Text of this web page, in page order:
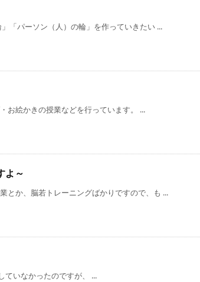
「パーソン（人）の輪」を作っていきたい ...
お絵かきの授業などを行っています。 ...
よ～
とか、脳若トレーニングばかりですので、も ...
いなかったのですが、 ...